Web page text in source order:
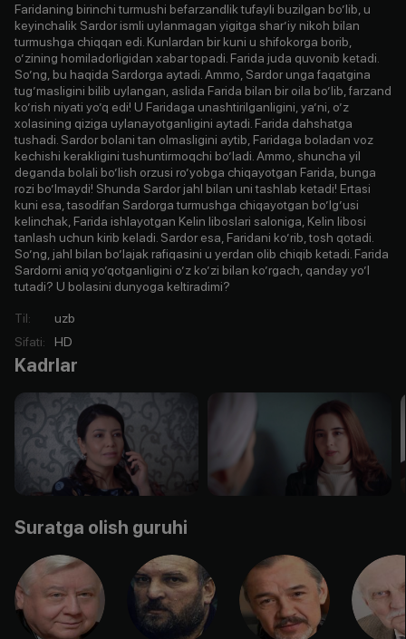
Faridaning birinchi turmushi befarzandlik tufayli buzilgan boʼlib, u
keyinchalik Sardor ismli uylanmagan yigitga sharʼiy nikoh bilan
turmushga chiqqan edi. Kunlardan bir kuni u shifokorga borib,
oʼzining homiladorligidan xabar topadi. Farida juda quvonib ketadi.
Soʼng, bu haqida Sardorga aytadi. Аmmo, Sardor unga faqatgina
tugʼmasligini bilib uylangan, aslida Farida bilan bir oila boʼlib, farzand
koʼrish niyati yoʼq edi! U Faridaga unashtirilganligini, yaʼni, oʼz
xolasining qiziga uylanayotganligini aytadi. Farida dahshatga
tushadi. Sardor bolani tan olmasligini aytib, Faridaga boladan voz
kechishi kerakligini tushuntirmoqchi boʼladi. Аmmo, shuncha yil
deganda bolali boʼlish orzusi roʼyobga chiqayotgan Farida, bunga
rozi boʼlmaydi! Shunda Sardor jahl bilan uni tashlab ketadi! Ertasi
kuni esa, tasodifan Sardorga turmushga chiqayotgan boʼlgʼusi
kelinchak, Farida ishlayotgan Kelin liboslari saloniga, Kelin libosi
tanlash uchun kirib keladi. Sardor esa, Faridani koʼrib, tosh qotadi.
Soʼng, jahl bilan boʼlajak rafiqasini u yerdan olib chiqib ketadi. Farida
Sardorni aniq yoʼqotganligini oʼz koʼzi bilan koʼrgach, qanday yoʼl
tutadi? U bolasini dunyoga keltiradimi?
Til:
uzb
Sifati: HD
Kadrlar
Suratga olish guruhi